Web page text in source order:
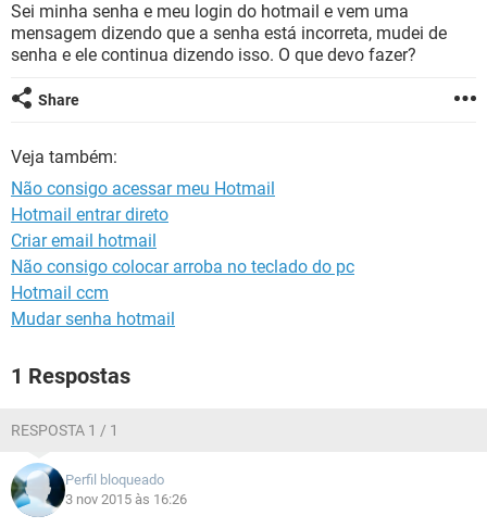
INSTAGRAM GMAIL
GUIA DE COMPRAS
OUTLOOK EXCEL
GUIA DE COMPRAS
Sei minha senha e meu login do hotmail e vem uma
mensagem dizendo que a senha está incorreta, mudei de
senha e ele continua dizendo isso. O que devo fazer?
Share
Veja também:
Não consigo acessar meu Hotmail
Hotmail entrar direto
Criar email hotmail
Não consigo colocar arroba no teclado do pc
Hotmail ccm
Mudar senha hotmail
1 Respostas
RESPOSTA 1 / 1
Perfil bloqueado
3 nov 2015 às 16:26